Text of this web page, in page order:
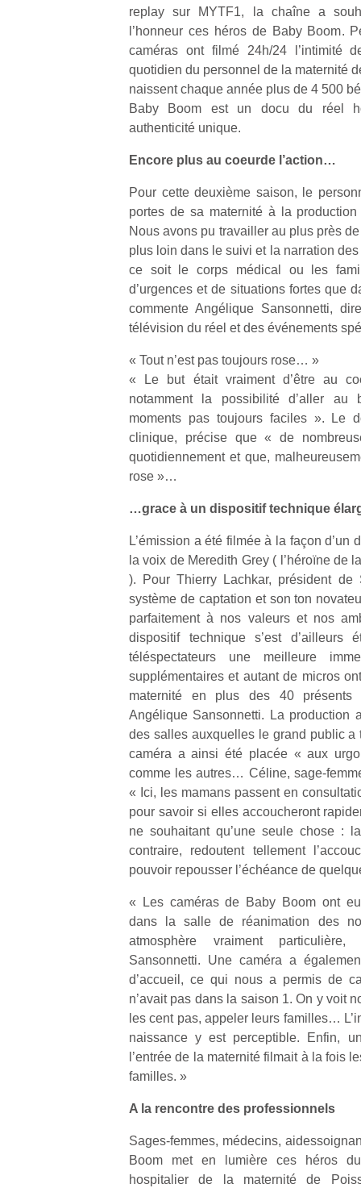
replay sur MYTF1, la chaîne a
l’honneur ces héros de Baby Boom.
caméras ont filmé 24h/24 l’intimité
quotidien du personnel de la maternité
naissent chaque année plus de 4 500
Baby Boom est un docu du réel
authenticité unique.
Encore plus au coeurde l’action…
Pour cette deuxième saison, le
portes de sa maternité à la
Nous avons pu travailler au plus près
plus loin dans le suivi et la narration
ce soit le corps médical ou les
d’urgences et de situations fortes que
commente Angélique Sansonnetti,
télévision du réel et des événements
« Tout n’est pas toujours rose… »
« Le but était vraiment d’être au
notamment la possibilité d’aller au
moments pas toujours faciles ». Le
clinique, précise que « de
quotidiennement et que,
rose »…
…grace à un dispositif technique
L’émission a été filmée à la façon d’un
la voix de Meredith Grey ( l’héroïne de
). Pour Thierry Lachkar, président
système de captation et son ton
parfaitement à nos valeurs et nos
dispositif technique s’est d’ailleurs
téléspectateurs une meilleure
supplémentaires et autant de micros
maternité en plus des 40 présents
Angélique Sansonnetti. La production
des salles auxquelles le grand public a
caméra a ainsi été placée « aux
comme les autres… Céline, sage-
« Ici, les mamans passent en
pour savoir si elles accoucheront
ne souhaitant qu’une seule chose :
contraire, redoutent tellement
pouvoir repousser l’échéance de
« Les caméras de Baby Boom ont eu
dans la salle de réanimation des
atmosphère vraiment
Sansonnetti. Une caméra a
d’accueil, ce qui nous a permis de
n’avait pas dans la saison 1. On y voit
les cent pas, appeler leurs familles…
naissance y est perceptible. Enfin,
l’entrée de la maternité filmait à la fois
familles. »
A la rencontre des professionnels
Sages-femmes, médecins,
Boom met en lumière ces héros
hospitalier de la maternité de
à
…
Des